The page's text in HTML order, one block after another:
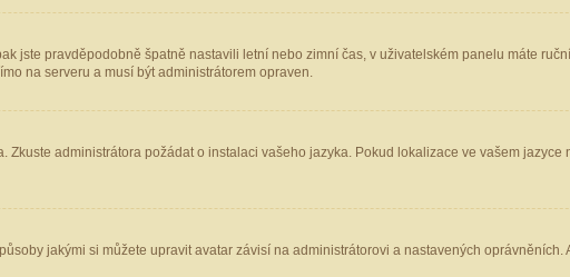
jste pravděpodobně špatně nastavili letní nebo zimní čas, v uživatelském panelu máte
na serveru a musí být administrátorem opraven.
administrátora požádat o instalaci vašeho jazyka. Pokud lokalizace ve vašem
jakými si můžete upravit avatar závisí na administrátorovi a nastavených